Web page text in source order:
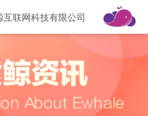
互联网科技有限公司